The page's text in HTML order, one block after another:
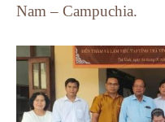
Nam – Campuchia.